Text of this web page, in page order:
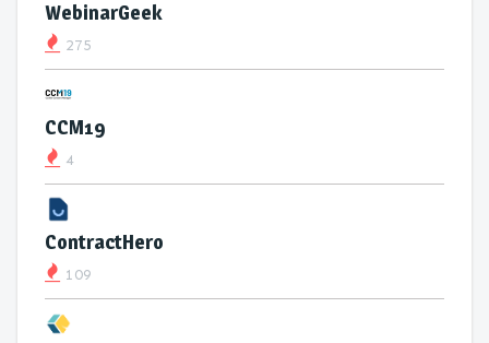
WebinarGeek
275
CCM19
4
ContractHero
109